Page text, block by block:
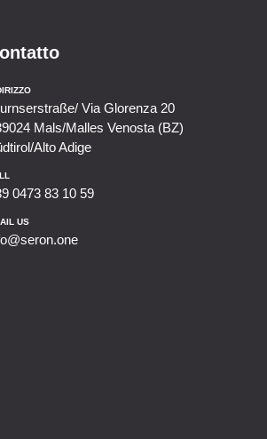
Via Glorenza 20
Mals/Malles Venosta (BZ)
Alto Adige
0473 83 10 59
US